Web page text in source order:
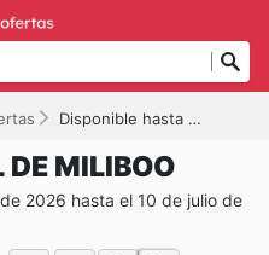
Disponible hasta el 10/07/2026
DE MILIBOO
2026 hasta el 10 de julio de